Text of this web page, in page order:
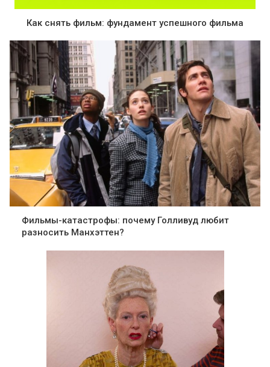
Как снять фильм: фундамент успешного фильма
Фильмы-катастрофы: почему Голливуд любит
разносить Манхэттен?